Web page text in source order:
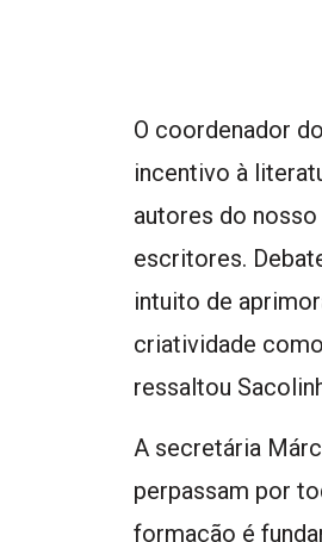
O coordenador
incentivo à
autores do
escritores.
intuito de
criatividade
ressaltou
A secretária
perpassam por
formação é